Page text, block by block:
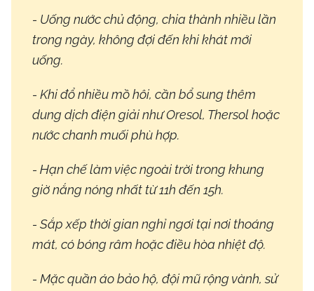
- Uống nước chủ động, chia thành nhiều lần
trong ngày, không đợi đến khi khát mới
uống.
- Khi đổ nhiều mồ hôi, cần bổ sung thêm
dung dịch điện giải như Oresol, Thersol hoặc
nước chanh muối phù hợp.
- Hạn chế làm việc ngoài trời trong khung
giờ nắng nóng nhất từ 11h đến 15h.
- Sắp xếp thời gian nghỉ ngơi tại nơi thoáng
mát, có bóng râm hoặc điều hòa nhiệt độ.
- Mặc quần áo bảo hộ, đội mũ rộng vành, sử